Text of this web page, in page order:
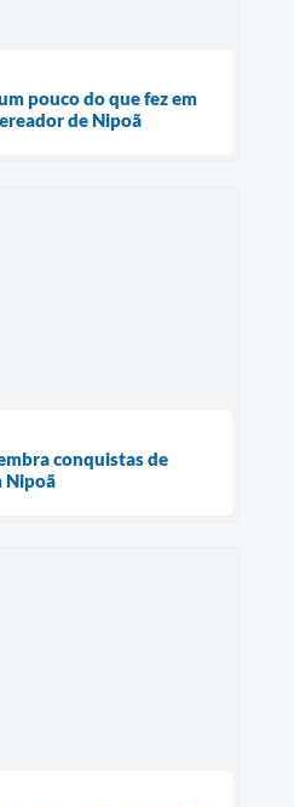
pouco do que fez em
de Nipoã
conquistas de
Nipoã